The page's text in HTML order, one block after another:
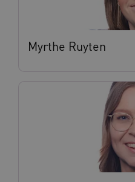
Myrthe Ruyten